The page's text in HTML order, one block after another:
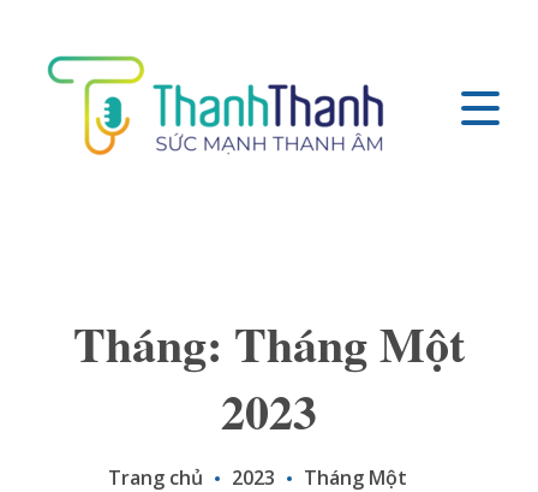
Tháng: Tháng Một
2023
Trang chủ 2023 Tháng Một